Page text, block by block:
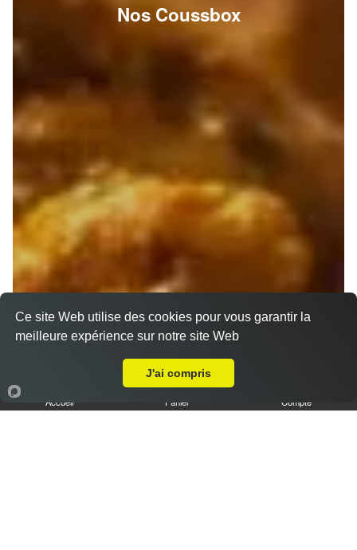
Nos Coussbox
Accueil Panier Compte
Ce site Web utilise des cookies pour vous garantir la
meilleure expérience sur notre site Web
J'ai compris